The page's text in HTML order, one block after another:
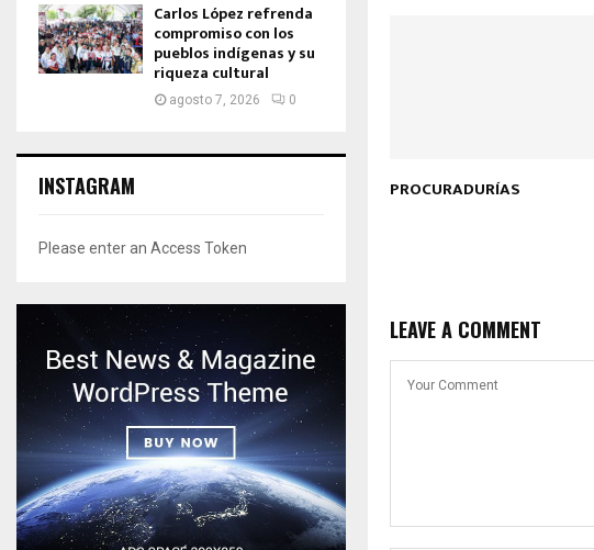
PROCURADURÍAS
LEAVE A COMMENT
Carlos López refrenda
compromiso con los
pueblos indígenas y su
riqueza cultural
agosto 7, 2026 0
INSTAGRAM
Please enter an Access Token